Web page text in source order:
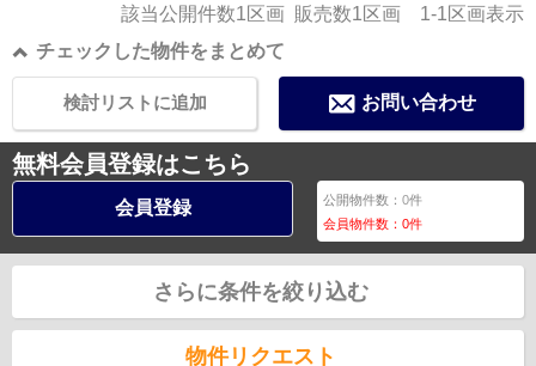
該当公開件数1区画 販売数1区画 1-1区画表示
チェックした物件をまとめて
お問い合わせ
検討リストに追加
無料会員登録はこちら
会員登録 公開物件数：0件
会員物件数：0件
さらに条件を絞り込む
物件リクエスト